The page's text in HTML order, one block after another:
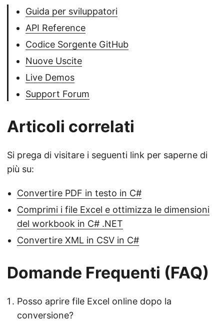
Guida per sviluppatori
API Reference
Codice Sorgente GitHub
Nuove Uscite
Live Demos
Support Forum
Articoli correlati
Si prega di visitare i seguenti link per saperne di
più su:
Convertire PDF in testo in C#
Comprimi i file Excel e ottimizza le dimensioni
del workbook in C# .NET
Convertire XML in CSV in C#
Domande Frequenti (FAQ)
Posso aprire file Excel online dopo la
conversione?